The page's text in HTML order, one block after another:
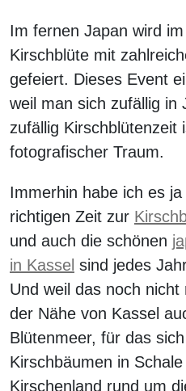
Im fernen Japan wird
Kirschblüte mit
gefeiert. Dieses Event
weil man sich zufällig in
zufällig Kirschblütenzeit
fotografischer Traum.
Immerhin habe ich es
richtigen Zeit zur
und auch die schönen
in Kassel sind jedes
Und weil das noch
der Nähe von Kassel
Blütenmeer, für das
Kirschbäumen in
Kirschenland rund um